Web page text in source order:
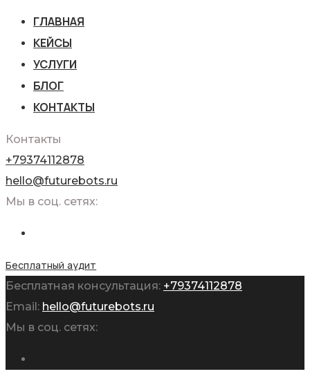
ГЛАВНАЯ
КЕЙСЫ
УСЛУГИ
БЛОГ
КОНТАКТЫ
Контакты
+79374112878
hello@futurebots.ru
Мы в соц. сетях:
Бесплатный аудит
Бесплатная консультация: +79374112878
Email: hello@futurebots.ru
Мы в соц. сетях: